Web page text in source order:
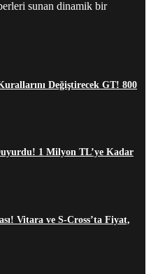
sunan dinamik bir
Değiştirecek GT! 800
1 Milyon TL’ye Kadar
Vitara ve S-Cross’ta Fiyat,